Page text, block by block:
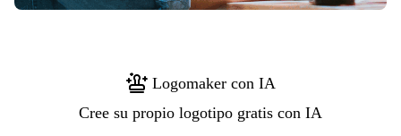
Logomaker con IA
Cree su propio logotipo gratis con IA